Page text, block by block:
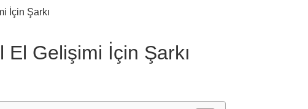
El Gelişimi İçin Şarkı